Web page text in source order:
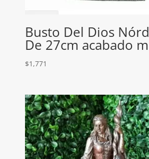
Busto Del Dios
De 27cm acabado
$1,771